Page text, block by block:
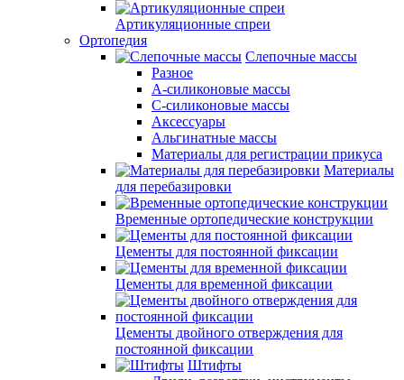
Артикуляционные спреи
Ортопедия
Слепочные массы
Разное
А-силиконовые массы
С-силиконовые массы
Аксессуары
Альгинатные массы
Материалы для регистрации прикуса
Материалы
для перебазировки
Временные ортопедические конструкции
Цементы для постоянной фиксации
Цементы для временной фиксации
Цементы двойного отверждения для
постоянной фиксации
Штифты